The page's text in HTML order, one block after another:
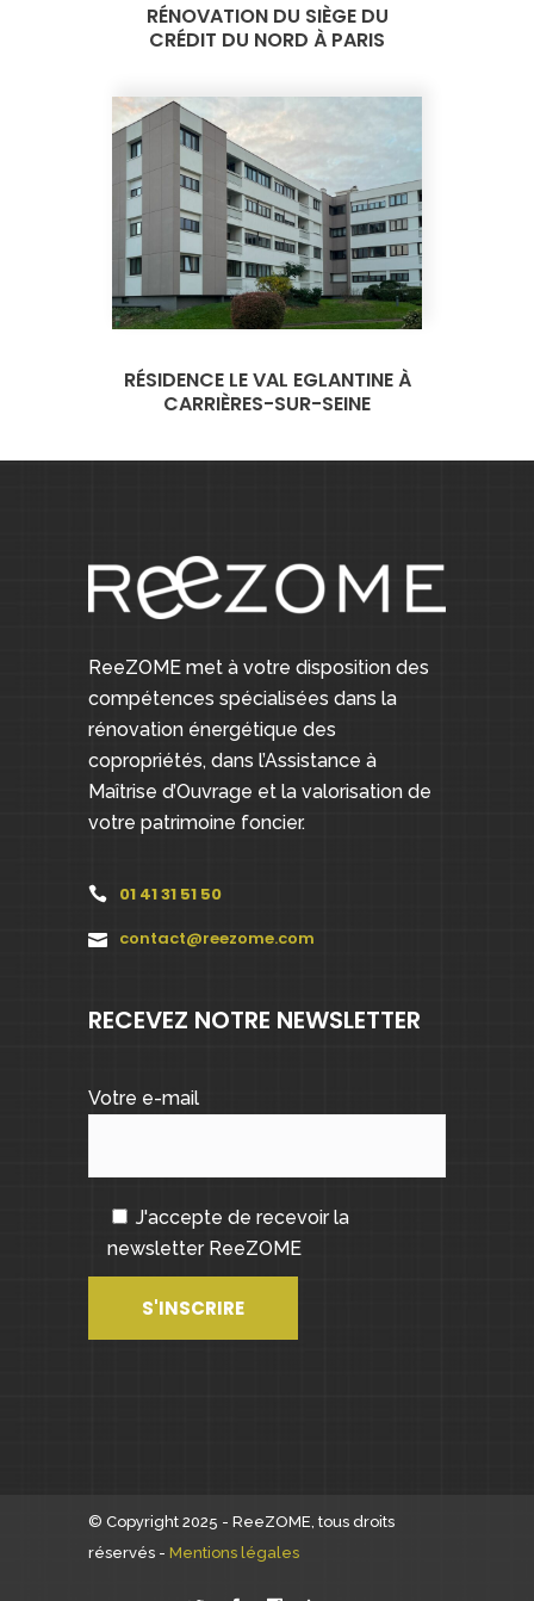
RÉNOVATION DU SIÈGE DU
CRÉDIT DU NORD À PARIS
RÉSIDENCE LE VAL EGLANTINE À
CARRIÈRES-SUR-SEINE
ReeZOME met à votre disposition des
compétences spécialisées dans la
rénovation énergétique des
copropriétés, dans l’Assistance à
Maîtrise d’Ouvrage et la valorisation de
votre patrimoine foncier.
01 41 31 51 50
contact@reezome.com
RECEVEZ NOTRE NEWSLETTER
Votre e-mail
J'accepte de recevoir la
newsletter ReeZOME
© Copyright 2025 - ReeZOME, tous droits
réservés - Mentions légales